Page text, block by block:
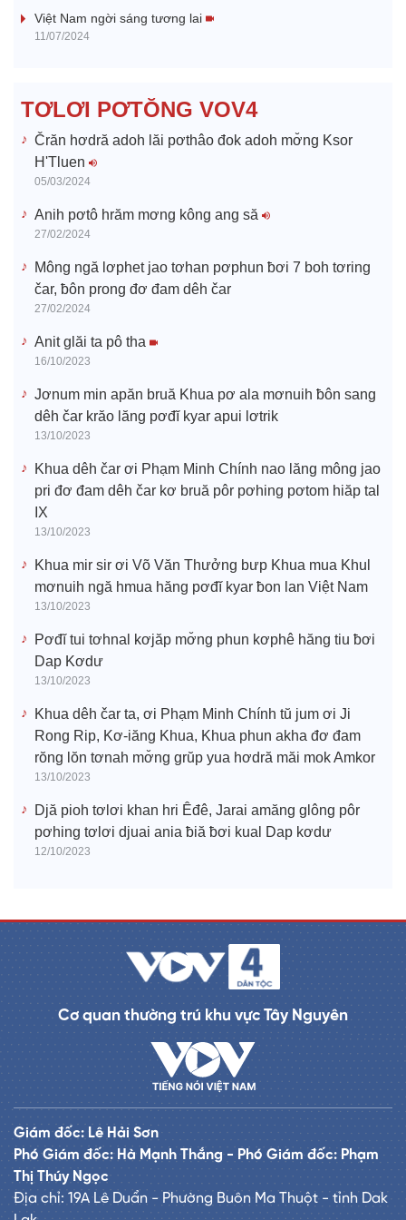
e
Việt Nam ngời sáng tương lai
11/07/2024
TƠLƠI PƠTŎNG VOV4
Črăn hơdră adoh lăi pơthâo đok adoh mơ̆ng Ksor
H'Tluen
05/03/2024
Anih pơtô hrăm mơng kông ang să
27/02/2024
Mông ngă lơphet jao tơhan pơphun ƀơi 7 boh tơring
čar, ƀôn prong đơ đam dêh čar
27/02/2024
Anit glăi ta pô tha
16/10/2023
Jơnum min apăn bruă Khua pơ ala mơnuih ƀôn sang
dêh čar krăo lăng pơđĭ kyar apui lơtrik
13/10/2023
Khua dêh čar ơi Phạm Minh Chính nao lăng mông jao
pri đơ đam dêh čar kơ bruă pôr pơhing pơtom hiăp tal
IX
13/10/2023
Khua mir sir ơi Võ Văn Thưởng bưp Khua mua Khul
mơnuih ngă hmua hăng pơđĭ kyar ƀon lan Việt Nam
13/10/2023
Pơđĭ tui tơhnal kơjăp mơ̆ng phun kơphê hăng tiu ƀơi
Dap Kơdư
13/10/2023
Khua dêh čar ta, ơi Phạm Minh Chính tŭ jum ơi Ji
Rong Rip, Kơ-iăng Khua, Khua phun akha đơ đam
rŏng lŏn tơnah mơ̆ng grŭp yua hơdră măi mok Amkor
13/10/2023
Djă pioh tơlơi khan hri Êđê, Jarai amăng glông pôr
pơhing tơlơi djuai ania ƀiă ƀơi kual Dap kơdư
12/10/2023
Cơ quan thường trú khu vực Tây Nguyên
Giám đốc: Lê Hải Sơn
Phó Giám đốc: Hà Mạnh Thắng - Phó Giám đốc: Phạm
Thị Thúy Ngọc
Địa chỉ: 19A Lê Duẩn - Phường Buôn Ma Thuột - tỉnh Dak